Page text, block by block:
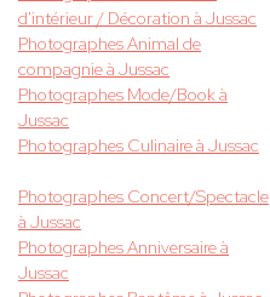
d'intérieur / Décoration à Jussac
Photographes Animal de
compagnie à Jussac
Photographes Mode/Book à
Jussac
Photographes Culinaire à Jussac
Photographes Concert/Spectacle
à Jussac
Photographes Anniversaire à
Jussac